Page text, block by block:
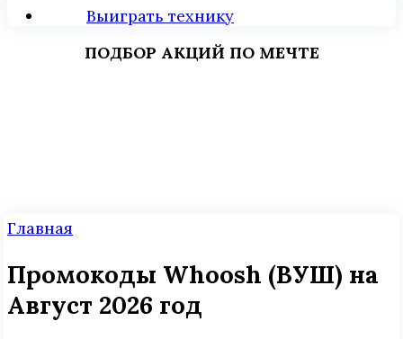
Выиграть технику
ПОДБОР АКЦИЙ ПО МЕЧТЕ
Главная
Промокоды Whoosh (ВУШ) на
Август 2026 год